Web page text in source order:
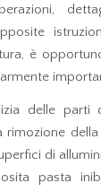
è
delle parti
rimozione
di
pasta